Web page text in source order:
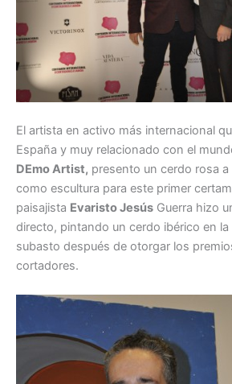
El artista en activo más internacional
España y muy relacionado con el
DEmo Artist, presento un cerdo rosa
como escultura para este primer
paisajista Evaristo Jesús Guerra hizo
directo, pintando un cerdo ibérico en la
subasto después de otorgar los
cortadores.